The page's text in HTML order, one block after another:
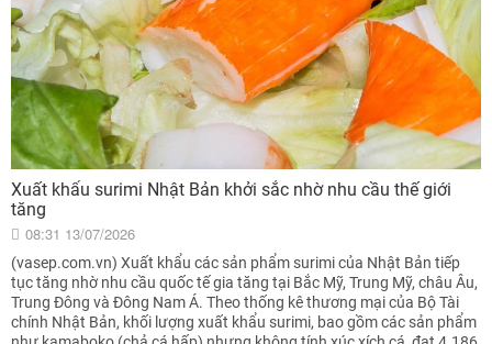
Xuất khẩu surimi Nhật Bản khởi sắc nhờ nhu cầu thế giới
tăng
08:31 13/07/2026
(vasep.com.vn) Xuất khẩu các sản phẩm surimi của Nhật Bản tiếp
tục tăng nhờ nhu cầu quốc tế gia tăng tại Bắc Mỹ, Trung Mỹ, châu Âu,
Trung Đông và Đông Nam Á. Theo thống kê thương mại của Bộ Tài
chính Nhật Bản, khối lượng xuất khẩu surimi, bao gồm các sản phẩm